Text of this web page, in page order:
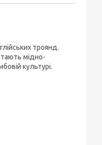
троянд.
мідно-
культурі.